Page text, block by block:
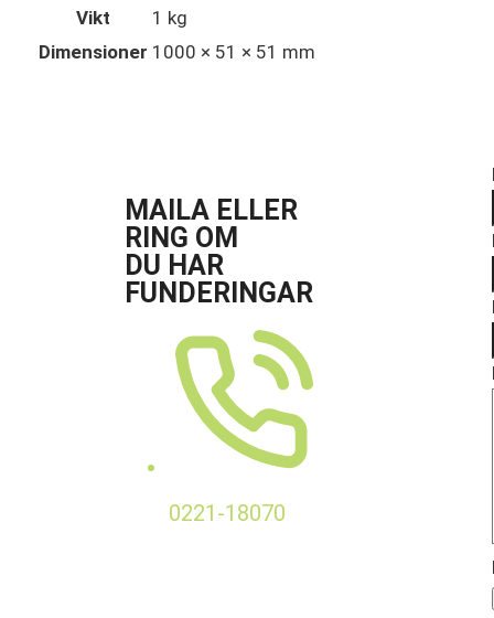
Vikt
1 kg
Dimensioner 1000 × 51 × 51 mm
MAILA ELLER
RING OM
DU HAR
FUNDERINGAR
0221-18070